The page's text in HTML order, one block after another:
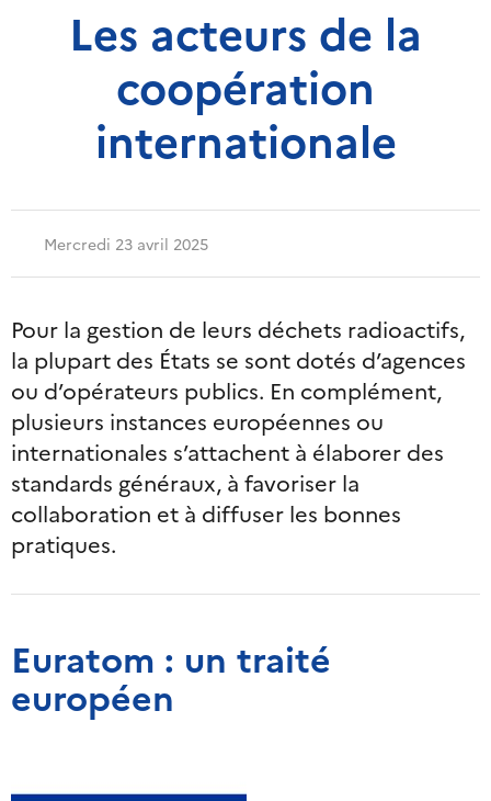
Les acteurs de la
coopération
internationale
Mercredi 23 avril 2025
Pour la gestion de leurs déchets radioactifs,
la plupart des États se sont dotés d’agences
ou d’opérateurs publics. En complément,
plusieurs instances européennes ou
internationales s’attachent à élaborer des
standards généraux, à favoriser la
collaboration et à diffuser les bonnes
pratiques.
Euratom : un traité
européen